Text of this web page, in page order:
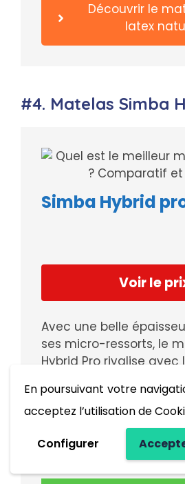
En poursuivant votre
acceptez l’utilisation de
Configurer
Découvrir le
latex
#4. Matelas Simba
Simba Hybrid
Voir le
Avec une belle
ses micro-ressorts, le
Hybrid Pro rivalise avec
Avec ses matériaux
est définitivement un très